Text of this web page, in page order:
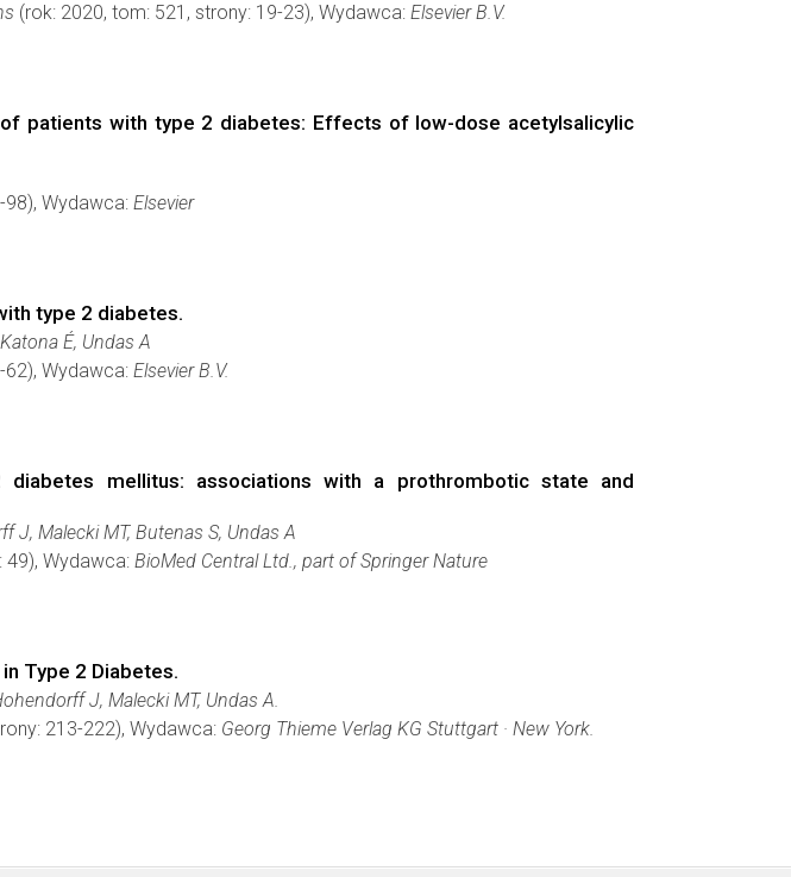
(rok: 2020, tom: 521, strony: 19-23), Wydawca: Elsevier B.V.
patients with type 2 diabetes: Effects of low-dose acetylsalicylic
Wydawca: Elsevier
type 2 diabetes.
É, Undas A
Wydawca: Elsevier B.V.
mellitus: associations with a prothrombotic state and
J, Malecki MT, Butenas S, Undas A
Wydawca: BioMed Central Ltd., part of Springer Nature
Type 2 Diabetes.
J, Malecki MT, Undas A.
213-222), Wydawca: Georg Thieme Verlag KG Stuttgart · New York.